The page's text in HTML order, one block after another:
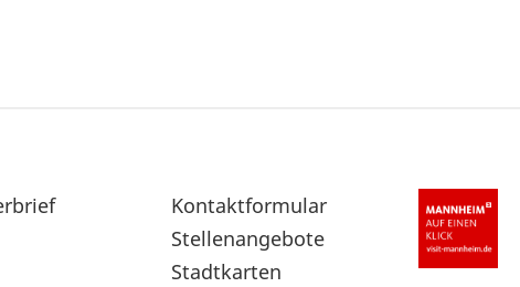
Sekundärnavigation
im
Fußbereich
Kontaktformular
Stellenangebote
Stadtkarten